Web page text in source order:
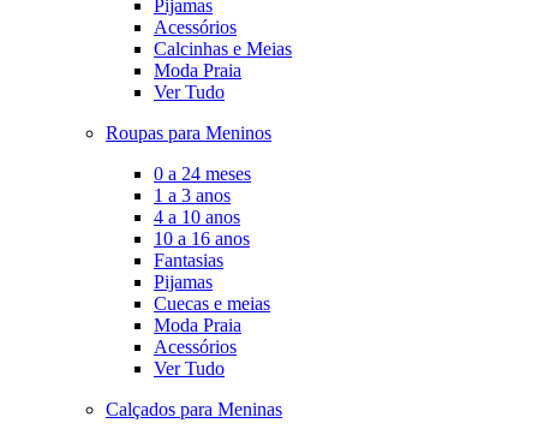
Pijamas
Acessórios
Calcinhas e Meias
Moda Praia
Ver Tudo
Roupas para Meninos
0 a 24 meses
1 a 3 anos
4 a 10 anos
10 a 16 anos
Fantasias
Pijamas
Cuecas e meias
Moda Praia
Acessórios
Ver Tudo
Calçados para Meninas